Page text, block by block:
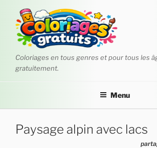
contenu
principal
Coloriages en tous genres et pour tous les
gratuitement.
Menu
Paysage alpin avec lacs